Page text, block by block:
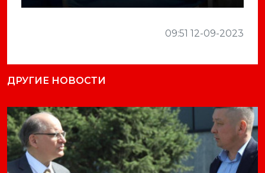
09:51 12-09-2023
ДРУГИЕ НОВОСТИ